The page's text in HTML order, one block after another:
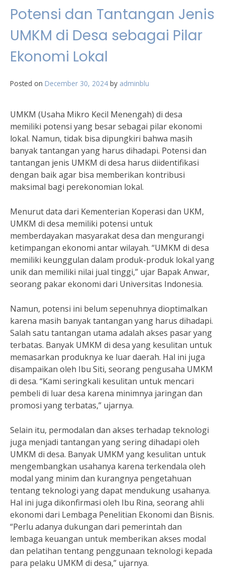
Potensi dan Tantangan Jenis
UMKM di Desa sebagai Pilar
Ekonomi Lokal
Posted on December 30, 2024 by adminblu
UMKM (Usaha Mikro Kecil Menengah) di desa
memiliki potensi yang besar sebagai pilar ekonomi
lokal. Namun, tidak bisa dipungkiri bahwa masih
banyak tantangan yang harus dihadapi. Potensi dan
tantangan jenis UMKM di desa harus diidentifikasi
dengan baik agar bisa memberikan kontribusi
maksimal bagi perekonomian lokal.
Menurut data dari Kementerian Koperasi dan UKM,
UMKM di desa memiliki potensi untuk
memberdayakan masyarakat desa dan mengurangi
ketimpangan ekonomi antar wilayah. “UMKM di desa
memiliki keunggulan dalam produk-produk lokal yang
unik dan memiliki nilai jual tinggi,” ujar Bapak Anwar,
seorang pakar ekonomi dari Universitas Indonesia.
Namun, potensi ini belum sepenuhnya dioptimalkan
karena masih banyak tantangan yang harus dihadapi.
Salah satu tantangan utama adalah akses pasar yang
terbatas. Banyak UMKM di desa yang kesulitan untuk
memasarkan produknya ke luar daerah. Hal ini juga
disampaikan oleh Ibu Siti, seorang pengusaha UMKM
di desa. “Kami seringkali kesulitan untuk mencari
pembeli di luar desa karena minimnya jaringan dan
promosi yang terbatas,” ujarnya.
Selain itu, permodalan dan akses terhadap teknologi
juga menjadi tantangan yang sering dihadapi oleh
UMKM di desa. Banyak UMKM yang kesulitan untuk
mengembangkan usahanya karena terkendala oleh
modal yang minim dan kurangnya pengetahuan
tentang teknologi yang dapat mendukung usahanya.
Hal ini juga dikonfirmasi oleh Ibu Rina, seorang ahli
ekonomi dari Lembaga Penelitian Ekonomi dan Bisnis.
“Perlu adanya dukungan dari pemerintah dan
lembaga keuangan untuk memberikan akses modal
dan pelatihan tentang penggunaan teknologi kepada
para pelaku UMKM di desa,” ujarnya.